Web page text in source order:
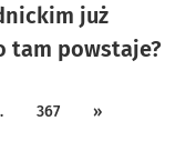
już
tam powstaje?
367 »